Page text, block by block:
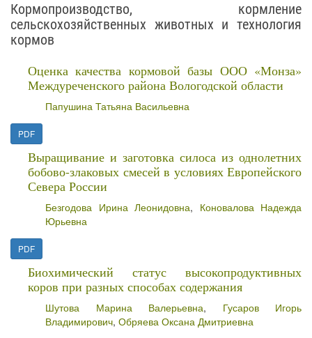
Кормопроизводство, кормление
сельскохозяйственных животных и технология
кормов
Оценка качества кормовой базы ООО «Монза»
Междуреченского района Вологодской области
Папушина Татьяна Васильевна
PDF
Выращивание и заготовка силоса из однолетних
бобово-злаковых смесей в условиях Европейского
Севера России
Безгодова Ирина Леонидовна, Коновалова Надежда
Юрьевна
PDF
Биохимический статус высокопродуктивных
коров при разных способах содержания
Шутова Марина Валерьевна, Гусаров Игорь
Владимирович, Обряева Оксана Дмитриевна